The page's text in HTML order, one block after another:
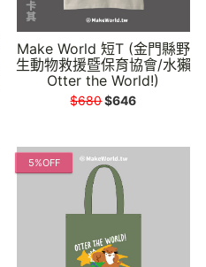
Make World 短T (金門縣野
生動物救援暨保育協會/水獺
Otter the World!)
$680$646
5%OFF